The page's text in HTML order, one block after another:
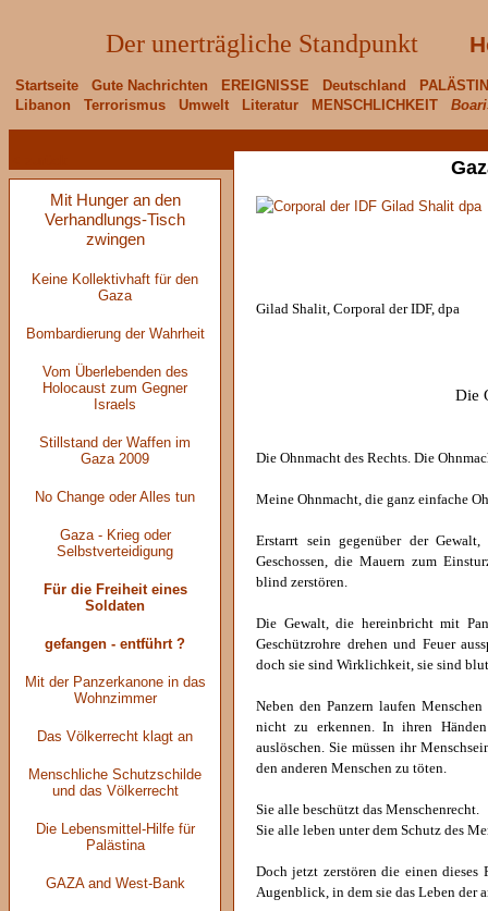
Der unerträgliche Standpunkt
Startseite Gute Nachrichten EREIGNISSE Deutschland
Libanon
Terrorismus Umwelt Literatur MENSCHLICHKEIT
Mit Hunger an den
Verhandlungs-Tisch
zwingen
Keine Kollektivhaft für den
Gaza
Bombardierung der Wahrheit
Vom Überlebenden des
Holocaust zum Gegner
Israels
Stillstand der Waffen im
Gaza 2009
No Change oder Alles tun
Gaza - Krieg oder
Selbstverteidigung
Für die Freiheit eines
Soldaten
gefangen - entführt ?
Mit der Panzerkanone in das
Wohnzimmer
Das Völkerrecht klagt an
Menschliche Schutzschilde
und das Völkerrecht
Die Lebensmittel-Hilfe für
Palästina
GAZA and West-Bank
Gilad Shalit, Corporal der IDF, dpa
Die
Die Ohnmacht des Rechts. Die
Meine Ohnmacht, die ganz einfache
Erstarrt sein gegenüber der
Geschossen, die Mauern zum
blind zerstören.
Die Gewalt, die hereinbricht mit
Geschützrohre drehen und Feuer
doch sie sind Wirklichkeit, sie sind
Neben den Panzern laufen
nicht zu erkennen. In ihren
auslöschen. Sie müssen ihr
den anderen Menschen zu töten.
Sie alle beschützt das Menschenrecht.
Sie alle leben unter dem Schutz des
Doch jetzt zerstören die einen dieses
Augenblick, in dem sie das Leben der